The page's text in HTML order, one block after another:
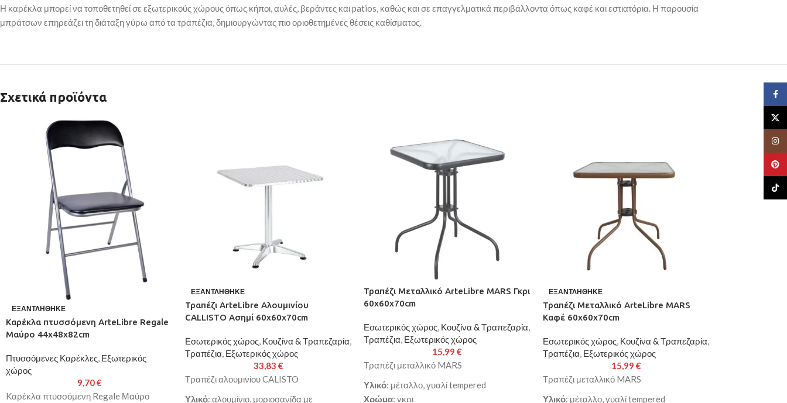
Η καρέκλα μπορεί να τοποθετηθεί σε εξωτερικούς χώρους όπως κήποι, αυλές, βεράντες και patios, καθώς και σε επαγγελματικά περιβάλλοντα όπως καφέ και εστιατόρια. Η παρουσία
μπράτσων επηρεάζει τη διάταξη γύρω από τα τραπέζια, δημιουργώντας πιο οριοθετημένες θέσεις καθίσματος.
Σχετικά προϊόντα
ΕΞΑΝΤΛΉΘΗΚΕ
Kαρέκλα πτυσσόμενη ArteLibre Regale
Μαύρο 44x48x82cm
Πτυσσόμενες Καρέκλες, Εξωτερικός
χώρος
9,70€
Kαρέκλα πτυσσόμενη Regale Μαύρο
ΕΞΑΝΤΛΉΘΗΚΕ
Τραπέζι ArteLibre Αλουμινίου
CALLISTO Ασημί 60x60x70cm
Εσωτερικός χώρος, Κουζίνα & Τραπεζαρία,
Τραπέζια, Εξωτερικός χώρος
33,83 €
Τραπέζι αλουμινίου CALISTO
Υλικό: αλουμίνιο, μοριοσανίδα με
Τραπέζι Μεταλλικό ArteLibre MARS Γκρι
60x60x70cm
Εσωτερικός χώρος, Κουζίνα & Τραπεζαρία,
Τραπέζια, Εξωτερικός χώρος
15,99€
Τραπέζι μεταλλικό MARS
Υλικό: μέταλλο, γυαλί tempered
Χρώμα: γκρι
ΕΞΑΝΤΛΉΘΗΚΕ
Τραπέζι Μεταλλικό ArteLibre MARS
Καφέ 60x60x70cm
Εσωτερικός χώρος, Κουζίνα & Τραπεζαρία,
Τραπέζια, Εξωτερικός χώρος
15,99 €
Τραπέζι μεταλλικό MARS
Υλικό: μέταλλο, γυαλί tempered